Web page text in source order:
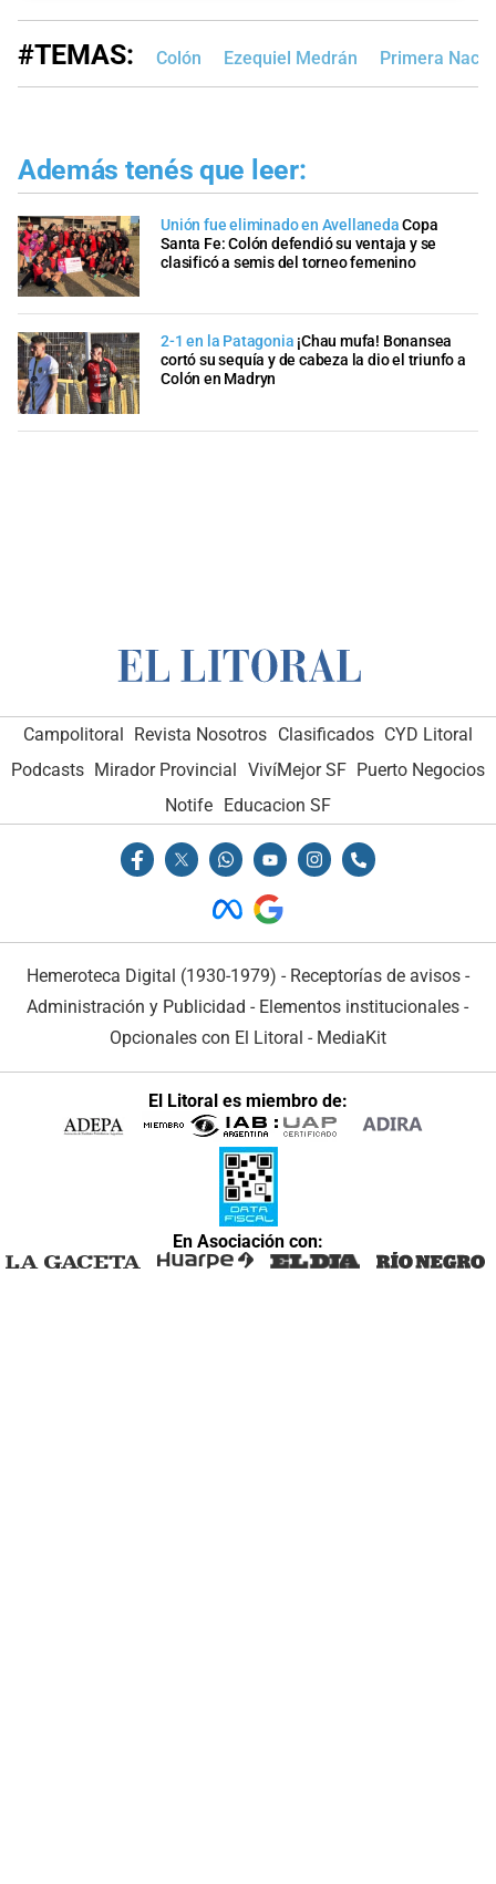
#TEMAS: Colón Ezequiel Medrán Primera
Además tenés que leer:
Unión fue eliminado en Avellaneda Copa
Santa Fe: Colón defendió su ventaja y se
clasificó a semis del torneo femenino
2-1 en la Patagonia ¡Chau mufa! Bonansea
cortó su sequía y de cabeza la dio el triunfo a
Colón en Madryn
Campolitoral Revista Nosotros Clasificados CYD Litoral
Podcasts Mirador Provincial VivíMejor SF Puerto Negocios
Notife
Educacion SF
Hemeroteca Digital (1930-1979) - Receptorías de avisos -
Administración y Publicidad - Elementos institucionales -
Opcionales con El Litoral - MediaKit
El Litoral es miembro de:
En Asociación con: